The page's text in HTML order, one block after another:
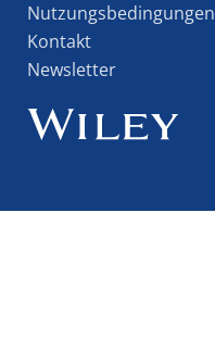
Nutzungsbedingungen
Kontakt
Newsletter